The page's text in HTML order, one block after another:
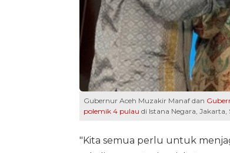
Gubernur Aceh Muzakir Manaf dan
polemik 4 pulau di Istana Negara, Jakarta,
"Kita semua perlu untuk